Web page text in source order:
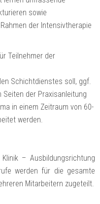
sowie
der Intensivtherapie
Teilnehmer der
Schichtdienstes soll, ggf.
der Praxisanleitung
in einem Zeitraum von 60-
werden.
– Ausbildungsrichtung
werden für die gesamte
Mitarbeitern zugeteilt.